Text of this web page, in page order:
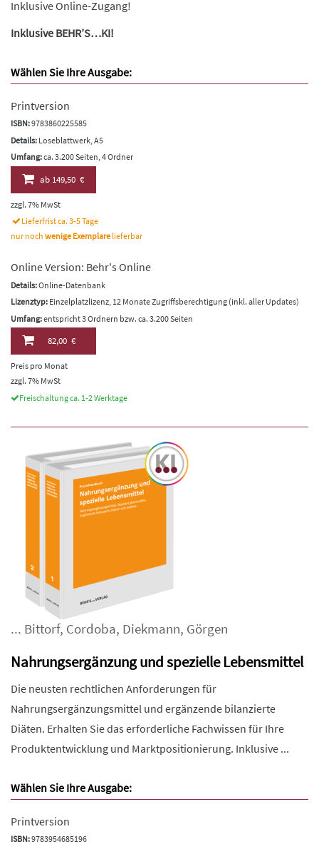
Inklusive Online-Zugang!
Inklusive BEHR’S…KI!
Wählen Sie Ihre Ausgabe:
Printversion
ISBN:9783860225585
Details: Loseblattwerk, A5
Umfang:ca. 3.200 Seiten, 4 Ordner
ab149,50 €
zzgl. 7% MwSt
Lieferfrist ca. 3-5 Tage
nur noch wenige Exemplare lieferbar
Online Version: Behr's Online
Details:Online-Datenbank
Lizenztyp: Einzelplatzlizenz, 12 Monate Zugriffsberechtigung (inkl. aller Updates)
Umfang:entspricht 3 Ordnern bzw. ca. 3.200 Seiten
82,00 €
Preis pro Monat
zzgl. 7% MwSt
Freischaltung ca. 1-2 Werktage
... Bittorf, Cordoba, Diekmann, Görgen
Nahrungsergänzung und spezielle Lebensmittel
Die neusten rechtlichen Anforderungen für
Nahrungsergänzungsmittel und ergänzende bilanzierte
Diäten. Erhalten Sie das erforderliche Fachwissen für Ihre
Produktentwicklung und Marktpositionierung. Inklusive ...
Wählen Sie Ihre Ausgabe:
Printversion
ISBN:9783954685196